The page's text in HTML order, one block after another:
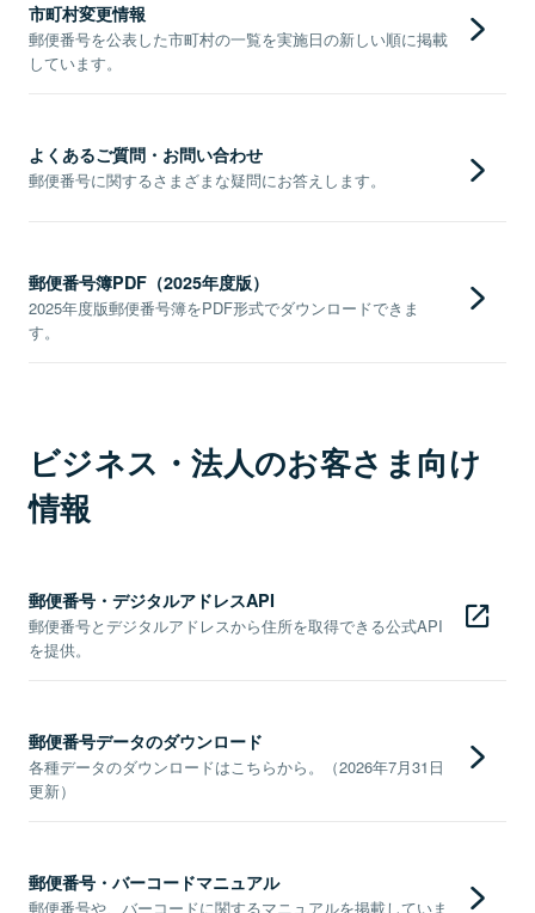
市町村変更情報
郵便番号を公表した市町村の一覧を実施日の新しい順に掲載
しています。
よくあるご質問・お問い合わせ
郵便番号に関するさまざまな疑問にお答えします。
郵便番号簿PDF（2025年度版）
2025年度版郵便番号簿をPDF形式でダウンロードできま
す。
ビジネス・法人のお客さま向け
情報
郵便番号・デジタルアドレスAPI
郵便番号とデジタルアドレスから住所を取得できる公式API
を提供。
郵便番号データのダウンロード
各種データのダウンロードはこちらから。（2026年7月31日
更新）
郵便番号・バーコードマニュアル
郵便番号や、バーコードに関するマニュアルを掲載していま